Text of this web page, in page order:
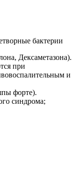
бактерии
Дексаметазона).
при
и
форте).
синдрома;